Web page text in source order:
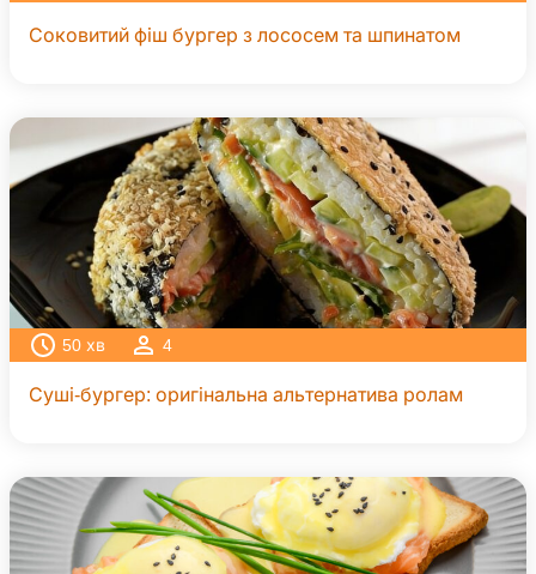
Соковитий фіш бургер з лососем та шпинатом
50 хв 4
Суші-бургер: оригінальна альтернатива ролам